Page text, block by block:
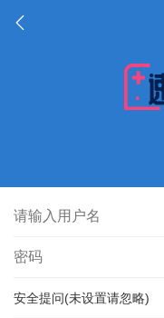
安全提问(未设置请忽略)